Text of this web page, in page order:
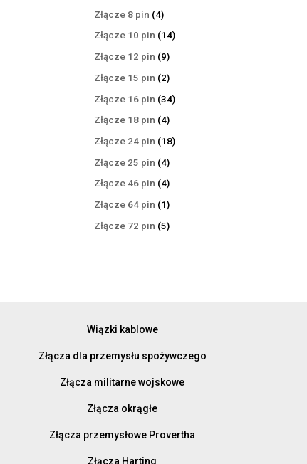
Złącze 8 pin 44
produkty
Złącze 10 pin 1414
Złącze 12 pin 99
produktów
Złącze 15 pin 22
produkty
Złącze 16 pin 3434
Złącze 18 pin 44
produkty
Złącze 24 pin 1818
Złącze 25 pin 44
produkty
Złącze 46 pin 44
produkty
Złącze 64 pin 11
produkt
Złącze 72 pin 55
Wiązki kablowe
Złącza dla przemysłu spożywczego
Złącza militarne wojskowe
Złącza okrągłe
Złącza przemysłowe Provertha
Złącza Harting